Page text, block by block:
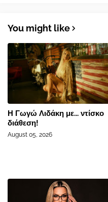
You might like
Η Γωγώ Λιδάκη με... ντίσκο
διάθεση!
August 05, 2026